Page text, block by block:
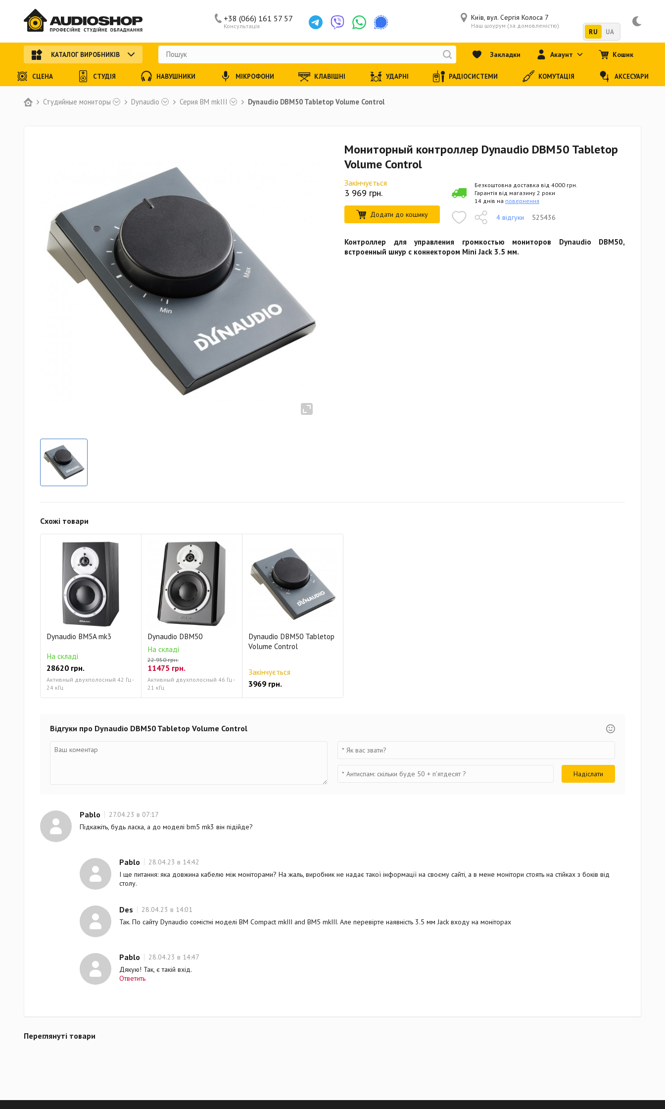
Студийные мониторы Dynaudio Серия BM mkIII Dynaudio DBM50 Tabletop Volume Control
Мониторный контроллер Dynaudio DBM50 Tabletop
Volume Control
Закінчується
3 969 грн.
Додати до кошику 4 відгуки 525436
Безкоштовна доставка від 4000 грн.
Гарантія від магазину 2 роки
14 днів на повернення
Контроллер для управления громкостью мониторов Dynaudio DBM50,
встроенный шнур с коннектором Mini Jack 3.5 мм.
Схожі товари
Dynaudio BM5A mk3
На складі
28620 грн.
Активный двухполосный 42 Гц -
24 кГц
Dynaudio DBM50
На складі
22 950 грн.
11475 грн.
Активный двухполосный 46 Гц -
21 кГц
Dynaudio DBM50 Tabletop
Volume Control
Закінчується
3969 грн.
Відгуки про Dynaudio DBM50 Tabletop Volume Control
Pablo
27.04.23 в 07:17
Підкажіть, будь ласка, а до моделі bm5 mk3 він підійде?
Pablo
28.04.23 в 14:42
І ще питання: яка довжина кабелю між моніторами? На жаль, виробник не надає такої інформації на своєму сайті, а в мене монітори стоять на стійках з боків від
столу.
Des
28.04.23 в 14:01
Так. По сайту Dynaudio сомістні моделі BM Compact mkIII and BM5 mkIII. Але перевірте наявність 3.5 мм Jack входу на моніторах
Pablo
28.04.23 в 14:47
Дякую! Так, є такій вхід.
Ответить
Переглянуті товари
Консультація
+38 (066) 161 57 57 Київ, вул. Сергія Колоса 7
Наш шоурум (за домовленістю)
RU UA
КАТАЛОГ ВИРОБНИКІВ Закладки Акаунт Кошик
СЦЕНА СТУДІЯ НАВУШНИКИ МІКРОФОНИ КЛАВІШНІ УДАРНІ РАДІОСИСТЕМИ КОМУТАЦІЯ АКСЕСУАРИ